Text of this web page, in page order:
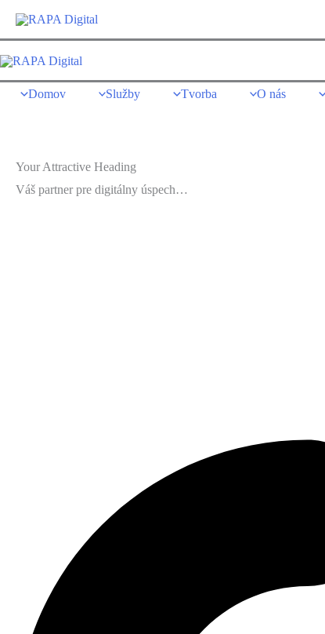
Preskočiť
obsah
Domov Služby Tvorba O nás
Your Attractive Heading
Váš partner pre digitálny úspech…